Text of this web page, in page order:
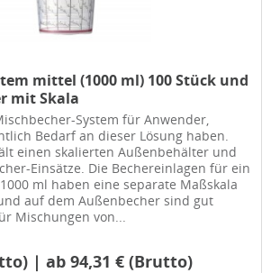
mittel (1000 ml) 100 Stück und
mit Skala
System für Anwender,
Bedarf an dieser Lösung haben.
einen skalierten Außenbehälter und
Einsätze. Die Bechereinlagen für ein
ml haben eine separate Maßskala
auf dem Außenbecher sind gut
Mischungen von...
| ab 94,31 € (Brutto)